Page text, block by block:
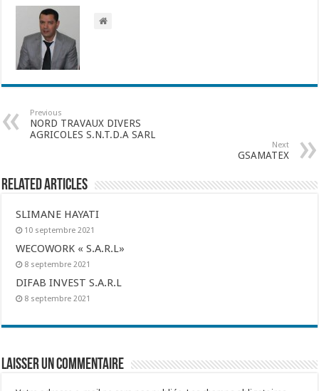
Previous
NORD TRAVAUX DIVERS
AGRICOLES S.N.T.D.A SARL
Next
GSAMATEX
Related Articles
SLIMANE HAYATI
10 septembre 2021
WECOWORK « S.A.R.L»
8 septembre 2021
DIFAB INVEST S.A.R.L
8 septembre 2021
Laisser un commentaire